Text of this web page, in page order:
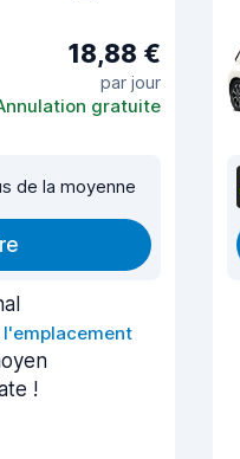
18,88 €
par jour
gratuite
de la moyenne
!